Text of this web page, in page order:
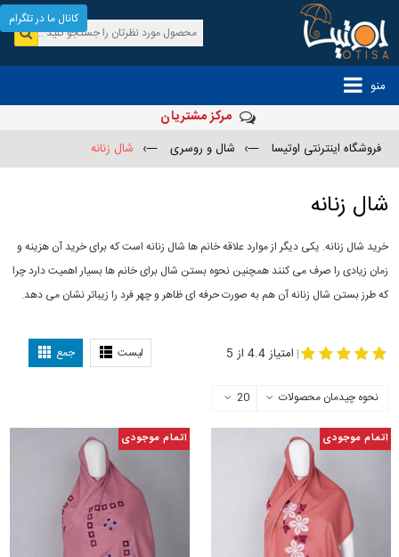
منو
مرکز مشتریان
فروشگاه اینترنتی اوتیسا —› شال و روسری —› شال زنانه
شال زنانه
خرید شال زنانه. یکی دیگر از موارد علاقه خانم ها شال زنانه است که برای خرید آن هزینه و
زمان زیادی را صرف می کنند همچنین نحوه بستن شال برای خانم ها بسیار اهمیت دارد چرا
که طرز بستن شال زنانه آن هم به صورت حرفه ای ظاهر و چهر فرد را زیباتر نشان می دهد.
لیست جمع | امتیاز 4.4 از 5
نحوه چیدمان محصولات 20
اتمام موجودی اتمام موجودی
کانال ما در تلگرام